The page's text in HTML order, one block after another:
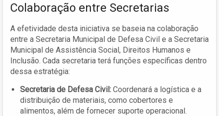
Colaboração entre Secretarias
A efetividade desta iniciativa se baseia na colaboração
entre a Secretaria Municipal de Defesa Civil e a Secretaria
Municipal de Assistência Social, Direitos Humanos e
Inclusão. Cada secretaria terá funções específicas dentro
dessa estratégia:
Secretaria de Defesa Civil: Coordenará a logística e a
distribuição de materiais, como cobertores e
alimentos, além de fornecer suporte operacional.